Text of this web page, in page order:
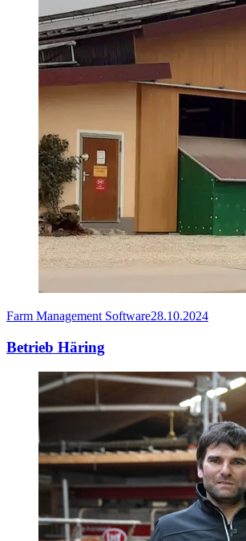
Farm Management Software28.10.2024
Betrieb Häring